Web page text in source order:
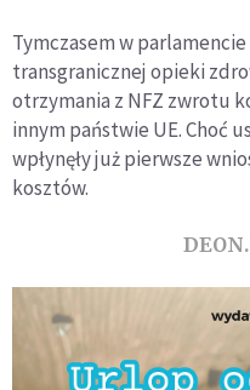
Tymczasem w
transgranicznej opieki
otrzymania z NFZ zwrotu
innym państwie UE. Choć
wpłynęły już pierwsze
kosztów.